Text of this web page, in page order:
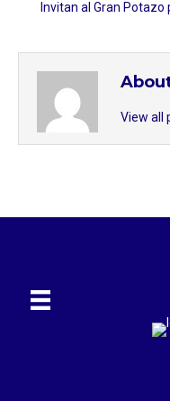
Invitan al Gran
View all